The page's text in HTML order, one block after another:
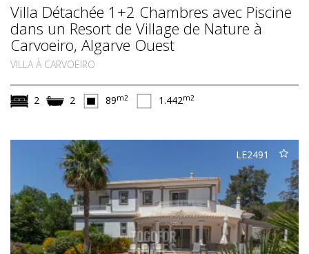
Villa Détachée 1+2 Chambres avec Piscine
dans un Resort de Village de Nature à
Carvoeiro, Algarve Ouest
VILLA À CARVOEIRO
2 2 89m2 1.442m2
LE2491